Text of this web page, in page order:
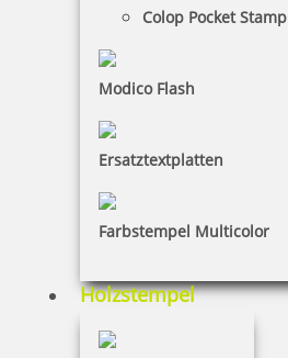
Colop Pocket Stamp
Modico Flash
Ersatztextplatten
Farbstempel Multicolor
Holzstempel
NACH WUNSCHSTEMPEL FILTERN
€-